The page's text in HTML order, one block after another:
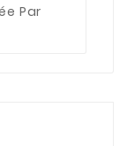
Par